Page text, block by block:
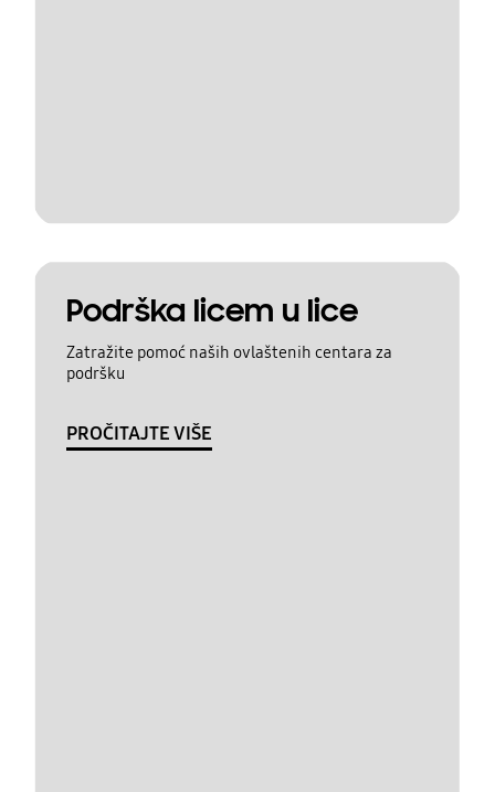
Podrška licem u lice
Zatražite pomoć naših ovlaštenih centara za
podršku
PROČITAJTE VIŠE